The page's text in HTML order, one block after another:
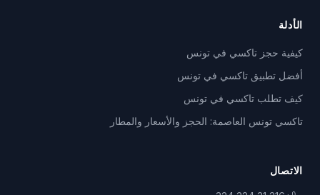
الأدلة
كيفية حجز تاكسي في تونس
أفضل تطبيق تاكسي في تونس
كيف تطلب تاكسي في تونس
تاكسي تونس العاصمة: الحجز والأسعار والمطار
الاتصال